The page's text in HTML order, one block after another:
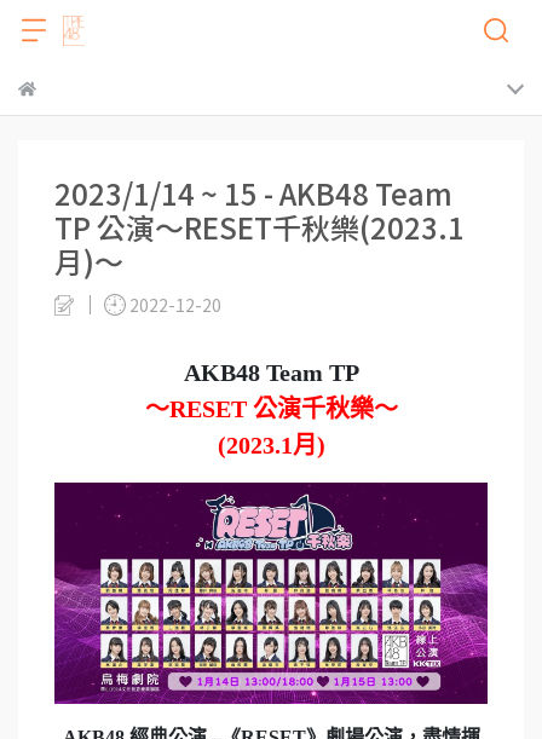
2023/1/14 ~ 15 - AKB48 Team
TP 公演～RESET千秋樂(2023.1
月)～
2022-12-20
AKB48 Team TP
～RESET 公演千秋樂～
(2023.1月)